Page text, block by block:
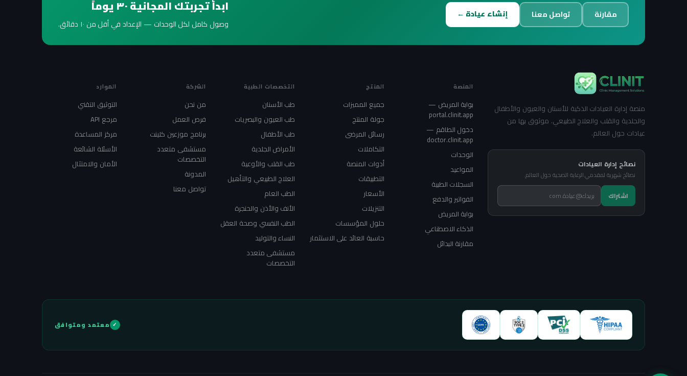
ابدأ تجربتك المجانية ٣٠ يوماً
وصول كامل لكل الوحدات — الإعداد في أقل من ١٠ دقائق.
إنشاء عيادة ← تواصل معنا مقارنة
منصة إدارة العيادات الذكية للأسنان والعيون والأطفال
والجلدية والقلب والعلاج الطبيعي. موثوق بها من
عيادات حول العالم.
نصائح إدارة العيادات
نصائح شهرية لمقدمي الرعاية الصحية حول العالم.
اشتراك
المنصة
بوابة المريض —
portal.clinit.app
دخول الطاقم —
doctor.clinit.app
الوحدات
المواعيد
السجلات الطبية
الفواتير والدفع
بوابة المريض
الذكاء الاصطناعي
مقارنة البدائل
المنتج
جميع المميزات
جولة المنتج
رسائل المرضى
التكاملات
أدوات المنصة
التطبيقات
الأسعار
التنزيلات
حلول المؤسسات
حاسبة العائد على الاستثمار
التخصصات الطبية
طب الأسنان
طب العيون والبصريات
طب الأطفال
الأمراض الجلدية
طب القلب والأوعية
العلاج الطبيعي والتأهيل
الطب العام
الأنف والأذن والحنجرة
الطب النفسي وصحة العقل
النساء والتوليد
مستشفى متعدد
التخصصات
الشركة
من نحن
فرص العمل
برنامج موزعين كلينت
مستشفى متعدد
التخصصات
المدونة
تواصل معنا
الموارد
التوثيق التقني
مرجع API
مركز المساعدة
الأسئلة الشائعة
الأمان والامتثال
معتمد ومتوافق